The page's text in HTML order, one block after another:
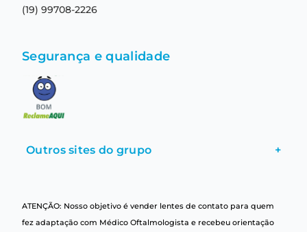
(19) 99708-2226
Segurança e qualidade
Outros sites do grupo +
ATENÇÃO: Nosso objetivo é vender lentes de contato para quem
fez adaptação com Médico Oftalmologista e recebeu orientação